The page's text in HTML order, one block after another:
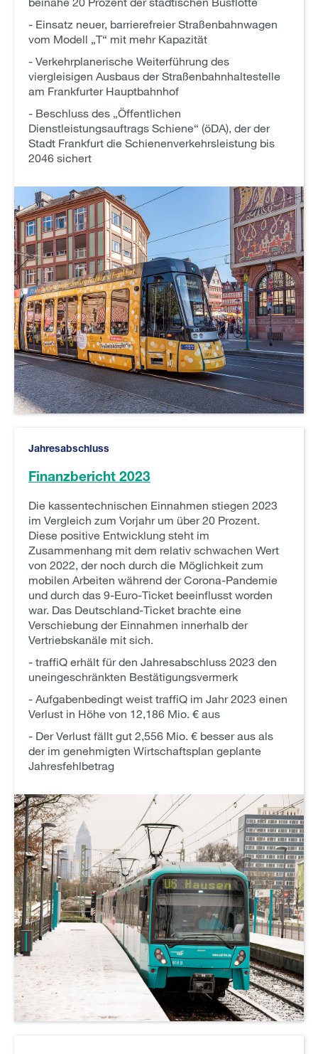
- Einsatz neuer, barrierefreier Straßenbahnwagen
vom Modell „T“ mit mehr Kapazität
- Verkehrplanerische Weiterführung des
viergleisigen Ausbaus der Straßenbahnhaltestelle
am Frankfurter Hauptbahnhof
- Beschluss des „Öffentlichen
Dienstleistungsauftrags Schiene“ (öDA), der der
Stadt Frankfurt die Schienenverkehrsleistung bis
2046 sichert
Jahresabschluss
Finanzbericht 2023
Die kassentechnischen Einnahmen stiegen 2023
im Vergleich zum Vorjahr um über 20 Prozent.
Diese positive Entwicklung steht im
Zusammenhang mit dem relativ schwachen Wert
von 2022, der noch durch die Möglichkeit zum
mobilen Arbeiten während der Corona-Pandemie
und durch das 9-Euro-Ticket beeinflusst worden
war. Das Deutschland-Ticket brachte eine
Verschiebung der Einnahmen innerhalb der
Vertriebskanäle mit sich.
- traffiQ erhält für den Jahresabschluss 2023 den
uneingeschränkten Bestätigungsvermerk
- Aufgabenbedingt weist traffiQ im Jahr 2023 einen
Verlust in Höhe von 12,186 Mio. € aus
- Der Verlust fällt gut 2,556 Mio. € besser aus als
der im genehmigten Wirtschaftsplan geplante
Jahresfehlbetrag